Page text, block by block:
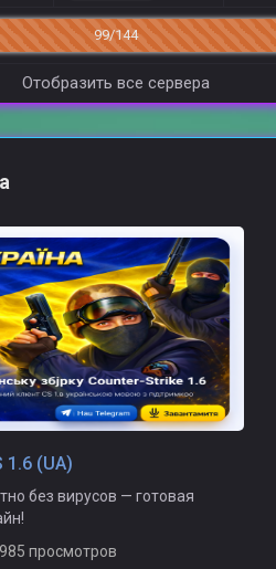
99/144
Отобразить все сервера
(UA)
без вирусов — готовая
просмотров